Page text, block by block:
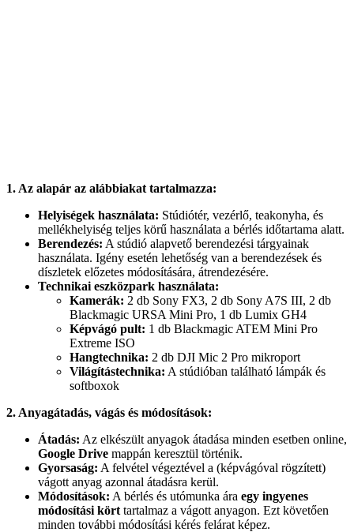
1. Az alapár az alábbiakat tartalmazza:
Helyiségek használata: Stúdiótér, vezérlő, teakonyha, és
mellékhelyiség teljes körű használata a bérlés időtartama alatt.
Berendezés: A stúdió alapvető berendezési tárgyainak
használata. Igény esetén lehetőség van a berendezések és
díszletek előzetes módosítására, átrendezésére.
Technikai eszközpark használata:
Kamerák: 2 db Sony FX3, 2 db Sony A7S III, 2 db
Blackmagic URSA Mini Pro, 1 db Lumix GH4
Képvágó pult: 1 db Blackmagic ATEM Mini Pro
Extreme ISO
Hangtechnika: 2 db DJI Mic 2 Pro mikroport
Világítástechnika: A stúdióban található lámpák és
softboxok
2. Anyagátadás, vágás és módosítások:
Átadás: Az elkészült anyagok átadása minden esetben online,
Google Drive mappán keresztül történik.
Gyorsaság: A felvétel végeztével a (képvágóval rögzített)
vágott anyag azonnal átadásra kerül.
Módosítások: A bérlés és utómunka ára egy ingyenes
módosítási kört tartalmaz a vágott anyagon. Ezt követően
minden további módosítási kérés felárat képez.